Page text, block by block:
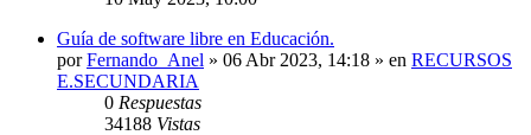
Guía de software libre en Educación.
porFernando_Anel » 06 Abr 2023, 14:18 » en RECURSOS
E.SECUNDARIA
0 Respuestas
34188 Vistas